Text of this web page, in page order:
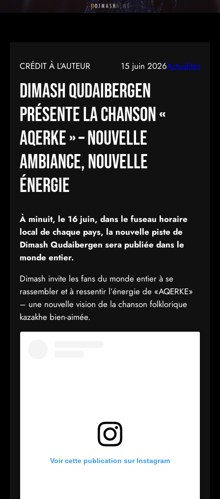
CRÉDIT À L’AUTEUR 15 juin 2026Actualités
Dimash Qudaibergen
présente la chanson «
AQERKE » – nouvelle
ambiance, nouvelle
énergie
À minuit, le 16 juin, dans le fuseau horaire
local de chaque pays, la nouvelle piste de
Dimash Qudaibergen sera publiée dans le
monde entier.
Dimash invite les fans du monde entier à se
rassembler et à ressentir l’énergie de «AQERKE»
– une nouvelle vision de la chanson folklorique
kazakhe bien-aimée.
Voir cette publication sur Instagram